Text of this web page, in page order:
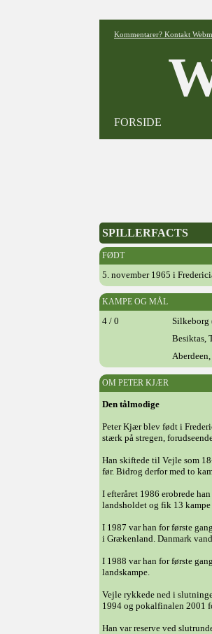
Kommentarer? Kontakt
FORSIDE
SPILLERFACTS
FØDT
5. november 1965 i
KAMPE OG MÅL
4 / 0 Silkeborg
Besiktas,
OM PETER KJÆR
Den tålmodige
Peter Kjær blev født i
stærk på stregen,
Han skiftede til Vejle som
før. Bidrog derfor med to
I efteråret 1986 erobrede
landsholdet og fik 13
I 1987 var han for første
i Grækenland. Danmark
I 1988 var han for første
landskampe.
Vejle rykkede ned i
1994 og pokalfinalen 2001
Han var reserve ved